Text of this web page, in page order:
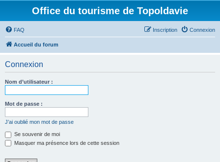
Office du tourisme de Topoldavie
FAQ Connexion
Inscription
Accueil du forum
Connexion
Nom d’utilisateur :
Mot de passe :
J’ai oublié mon mot de passe
Se souvenir de moi
Masquer ma présence lors de cette session